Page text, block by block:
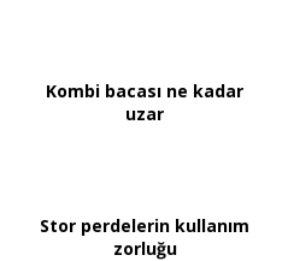
Kombi bacası ne kadar
uzar
Stor perdelerin kullanım
zorluğu